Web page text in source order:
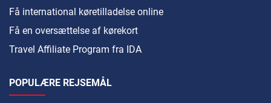
Få international køretilladelse online
Få en oversættelse af kørekort
Travel Affiliate Program fra IDA
POPULÆRE REJSEMÅL